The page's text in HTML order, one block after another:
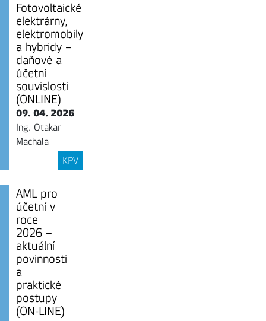
Fotovoltaické
elektrárny,
elektromobily
a hybridy –
daňové a
účetní
souvislosti
(ONLINE)
09. 04. 2026
Ing. Otakar
Machala
KPV
AML pro
účetní v
roce
2026 –
aktuální
povinnosti
a
praktické
postupy
(ON-LINE)